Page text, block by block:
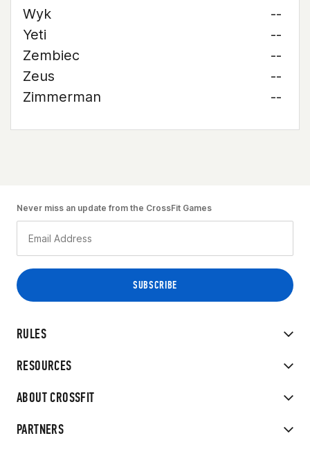
Wyk
--
Yeti
--
Zembiec
--
Zeus
--
Zimmerman
--
RULES
RESOURCES
ABOUT CROSSFIT
PARTNERS
Never miss an update from the CrossFit Games